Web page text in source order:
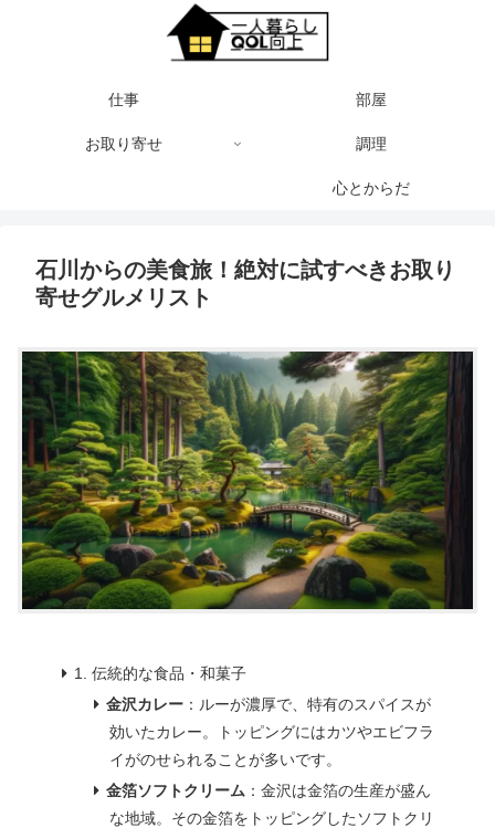
仕事 部屋
お取り寄せ 調理
心とからだ
石川からの美食旅！絶対に試すべきお取り
寄せグルメリスト
1. 伝統的な食品・和菓子
金沢カレー：ルーが濃厚で、特有のスパイスが
効いたカレー。トッピングにはカツやエビフラ
イがのせられることが多いです。
金箔ソフトクリーム ：金沢は金箔の生産が盛ん
な地域。その金箔をトッピングしたソフトクリ